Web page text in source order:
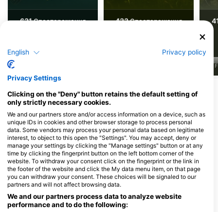
631Спостереження 433Спостереження
F
Дайвінг-центри обслуговують цей
дайвінг-сайт
Scuba World Arnhem
Markt 17, 6811 CG Arnhem,
Duikcentrum
Onderwaterwereld,
www.onderwaterwereld.com
Koningstraat 40, 2011 TD Haarlem,
English Privacy policy
Privacy Settings
Clicking on the "Deny" button retains the default setting of
only strictly necessary cookies.
We and our partners store and/or access information on a device, such as
unique IDs in cookies and other browser storage to process personal
data. Some vendors may process your personal data based on legitimate
interest, to object to this open the "Settings". You may accept, deny or
manage your settings by clicking the "Manage settings" button or at any
time by clicking the fingerprint button on the left bottom corner of the
website. To withdraw your consent click on the fingerprint or the link in
the footer of the website and click the My data menu item, on that page
you can withdraw your consent. These choices will be signaled to our
partners and will not affect browsing data.
We and our partners process data to analyze website
performance and to do the following: